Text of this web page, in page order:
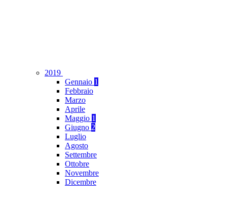
2019
Gennaio 1
Febbraio
Marzo
Aprile
Maggio 1
Giugno 2
Luglio
Agosto
Settembre
Ottobre
Novembre
Dicembre